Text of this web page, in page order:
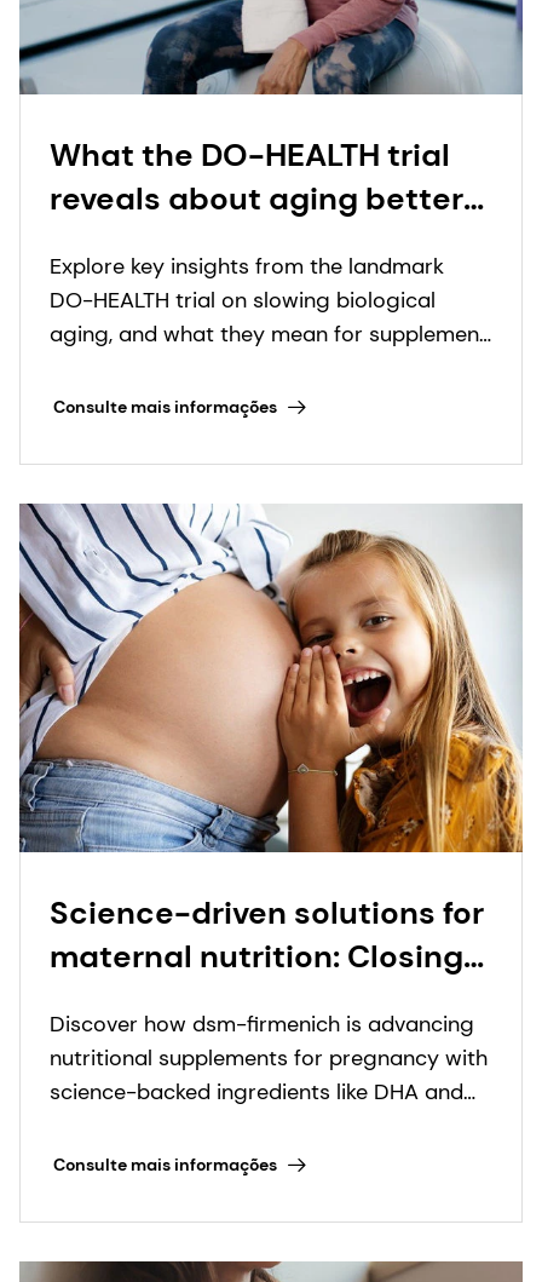
What the DO-HEALTH trial
reveals about aging better
takeaways inside
Explore key insights from the landmark
DO-HEALTH trial on slowing biological
aging, and what they mean for supplement
Consulte mais informações
Science-driven solutions for
maternal nutrition: Closing
preconception to
postpartum
Discover how dsm-firmenich is advancing
nutritional supplements for pregnancy with
science-backed ingredients like DHA and
Consulte mais informações